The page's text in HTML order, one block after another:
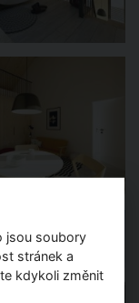
jsou soubory
stránek a
kdykoli změnit